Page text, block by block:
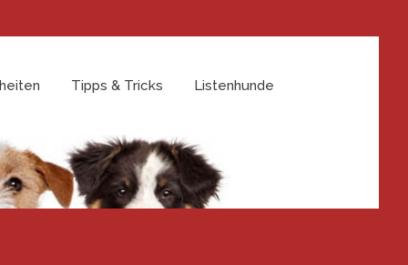
Tipps & Tricks Listenhunde